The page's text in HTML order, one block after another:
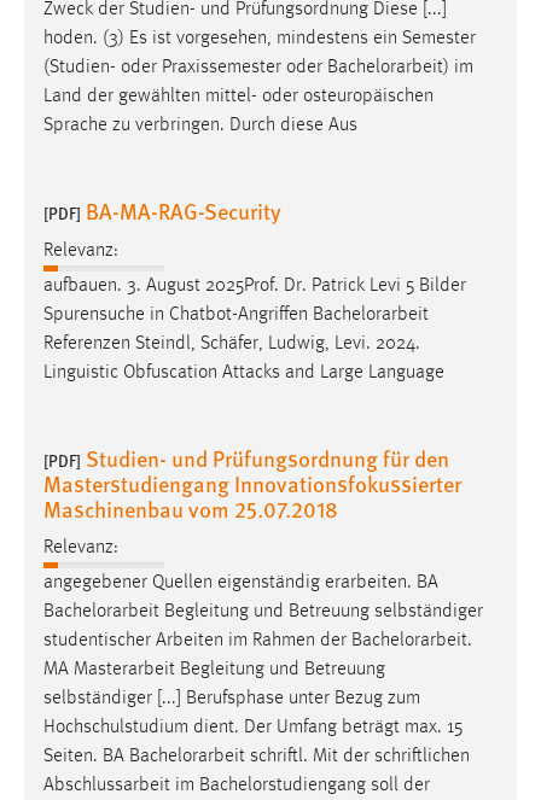
Zweck der Studien- und Prüfungsordnung Diese [...]
hoden. (3) Es ist vorgesehen, mindestens ein Semester
(Studien- oder Praxissemester oder Bachelorarbeit) im
Land der gewählten mittel- oder osteuropäischen
Sprache zu verbringen. Durch diese Aus
[PDF] BA-MA-RAG-Security
Relevanz:
aufbauen. 3. August 2025Prof. Dr. Patrick Levi 5 Bilder
Spurensuche in Chatbot-Angriffen Bachelorarbeit
Referenzen Steindl, Schäfer, Ludwig, Levi. 2024.
Linguistic Obfuscation Attacks and Large Language
[PDF] Studien- und Prüfungsordnung für den
Masterstudiengang Innovationsfokussierter
Maschinenbau vom 25.07.2018
Relevanz:
angegebener Quellen eigenständig erarbeiten. BA
Bachelorarbeit Begleitung und Betreuung selbständiger
studentischer Arbeiten im Rahmen der Bachelorarbeit.
MA Masterarbeit Begleitung und Betreuung
selbständiger [...] Berufsphase unter Bezug zum
Hochschulstudium dient. Der Umfang beträgt max. 15
Seiten. BA Bachelorarbeit schriftl. Mit der schriftlichen
Abschlussarbeit im Bachelorstudiengang soll der
Cookie Laufzeit:
3 Monate
Name:
Anbieter:
Facebook
Zweck:
Conversion-Tracking
3 Monate
EXTERNE MEDIEN
Um Inhalte von Videoplattformen und Social Media
Plattformen anzeigen zu können, werden von diesen
externen Medien Cookies gesetzt.
YouTube
Vimeo